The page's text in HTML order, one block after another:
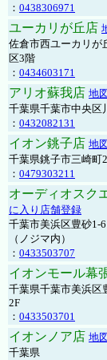
： 0438306971
ユーカリが丘店
佐倉市西ユーカリ
区3階
： 0434603171
アリオ蘇我店 地図
千葉県千葉市中央
： 0432082131
イオン銚子店 地図
千葉県銚子市三崎町
： 0479303211
オーディオスク
に入り店舗登録
千葉市美浜区豊砂
（ノジマ内）
： 0433503707
イオンモール幕
千葉県千葉市美浜
2F
： 0433503701
イオンノア店 地図
千葉県